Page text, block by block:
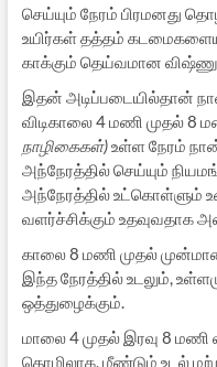
செய்யும் நேரம் பிரமனது
உயிர்கள் தத்தம்
காக்கும் தெய்வமான
இதன் அடிப்படையில்தான்
விடிகாலை 4 மணி முதல் 8
நாழிகைகள்)உள்ள நேரம்
அந்நேரத்தில் செய்யும்
அந்நேரத்தில் உட்கொள்ளும்
வளர்ச்சிக்கும் உதவுவதாக
காலை 8 மணி முதல்
இந்த நேரத்தில் உடலும்,
ஒத்துழைக்கும்.
மாலை 4 முதல் இரவு 8 மணி
தொழிலாக, மீண்டும் உடல்